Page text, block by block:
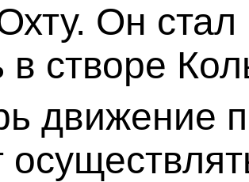
Он
в створе
движение